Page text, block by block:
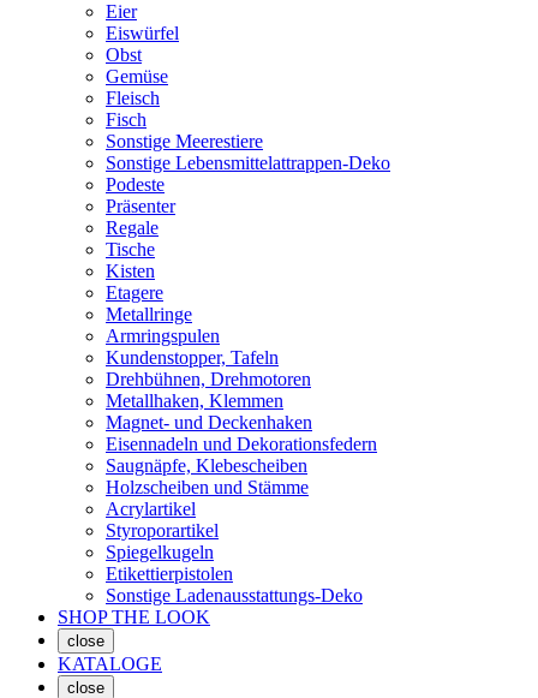
Eier
Eiswürfel
Obst
Gemüse
Fleisch
Fisch
Sonstige Meerestiere
Sonstige Lebensmittelattrappen-Deko
Podeste
Präsenter
Regale
Tische
Kisten
Etagere
Metallringe
Armringspulen
Kundenstopper, Tafeln
Drehbühnen, Drehmotoren
Metallhaken, Klemmen
Magnet- und Deckenhaken
Eisennadeln und Dekorationsfedern
Saugnäpfe, Klebescheiben
Holzscheiben und Stämme
Acrylartikel
Styroporartikel
Spiegelkugeln
Etikettierpistolen
Sonstige Ladenausstattungs-Deko
SHOP THE LOOK
close
KATALOGE
close